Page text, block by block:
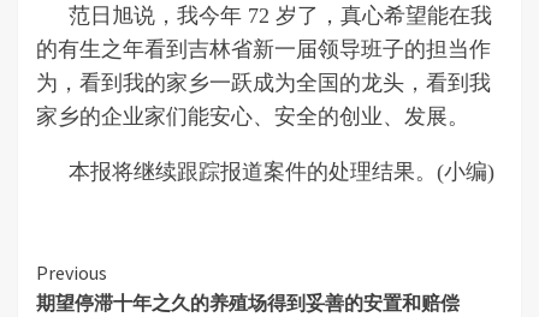
范日旭说，我今年 72 岁了，真心希望能在我
的有生之年看到吉林省新一届领导班子的担当作
为，看到我的家乡一跃成为全国的龙头，看到我
家乡的企业家们能安心、安全的创业、发展。
本报将继续跟踪报道案件的处理结果。(小编)
Continue
Previous
期望停滞十年之久的养殖场得到妥善的安置和赔偿